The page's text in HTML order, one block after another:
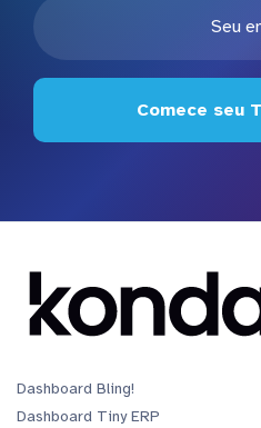
Comece seu
Dashboard Bling!
Dashboard Tiny ERP